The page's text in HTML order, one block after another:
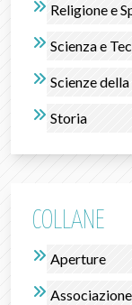
Religione e
Scienza e
Scienze
Storia
COLLANE
Aperture